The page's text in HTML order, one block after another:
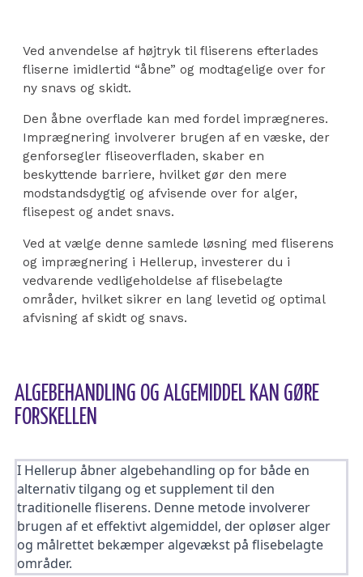
Ved anvendelse af højtryk til fliserens efterlades
fliserne imidlertid “åbne” og modtagelige over for
ny snavs og skidt.
Den åbne overflade kan med fordel imprægneres.
Imprægnering involverer brugen af en væske, der
genforsegler fliseoverfladen, skaber en
beskyttende barriere, hvilket gør den mere
modstandsdygtig og afvisende over for alger,
flisepest og andet snavs.
Ved at vælge denne samlede løsning med fliserens
og imprægnering i Hellerup, investerer du i
vedvarende vedligeholdelse af flisebelagte
områder, hvilket sikrer en lang levetid og optimal
afvisning af skidt og snavs.
ALGEBEHANDLING OG ALGEMIDDEL KAN GØRE
FORSKELLEN
I Hellerup åbner algebehandling op for både en
alternativ tilgang og et supplement til den
traditionelle fliserens. Denne metode involverer
brugen af et effektivt algemiddel, der opløser alger
og målrettet bekæmper algevækst på flisebelagte
områder.